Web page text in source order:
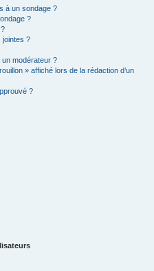
à un sondage ?
?
jointes ?
modérateur ?
» affiché lors de la rédaction d’un
?